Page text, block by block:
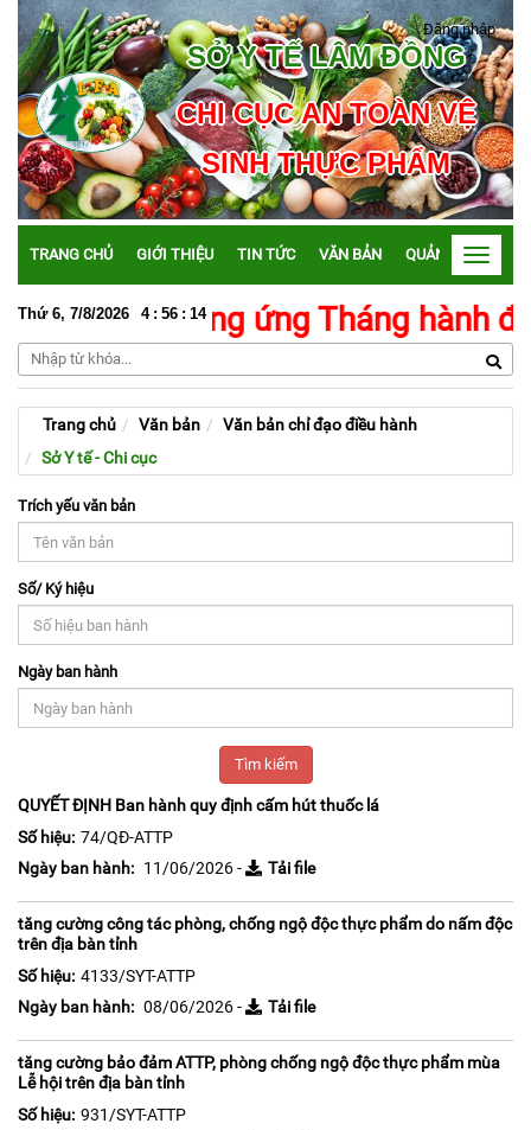
Đăng nhập
SỞ Y TẾ LÂM ĐỒNG
CHI CỤC AN TOÀN VỆ
SINH THỰC PHẨM
TRANG CHỦ GIỚI THIỆU TIN TỨC VĂN BẢN QUẢN LÝ ATTP
Toggle
Thứ 6, 7/8/2026 4 : 56 : 15
liệt hưởng ứng Tháng hành động
Trang chủ Văn bản
Văn bản chỉ đạo điều hành
Sở Y tế - Chi cục
Trích yếu văn bản
Số/ Ký hiệu
Ngày ban hành
Tìm kiếm
QUYẾT ĐỊNH Ban hành quy định cấm hút thuốc lá
Số hiệu: 74/QĐ-ATTP
Ngày ban hành: 11/06/2026 - Tải file
tăng cường công tác phòng, chống ngộ độc thực phẩm do nấm độc
trên địa bàn tỉnh
Số hiệu: 4133/SYT-ATTP
Ngày ban hành: 08/06/2026 - Tải file
tăng cường bảo đảm ATTP, phòng chống ngộ độc thực phẩm mùa
Lễ hội trên địa bàn tỉnh
Số hiệu: 931/SYT-ATTP